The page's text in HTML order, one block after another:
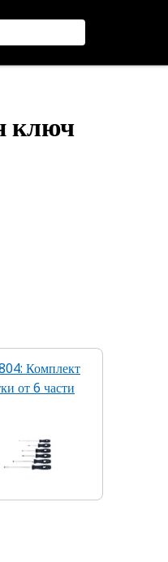
ключ
Комплект
от 6 части